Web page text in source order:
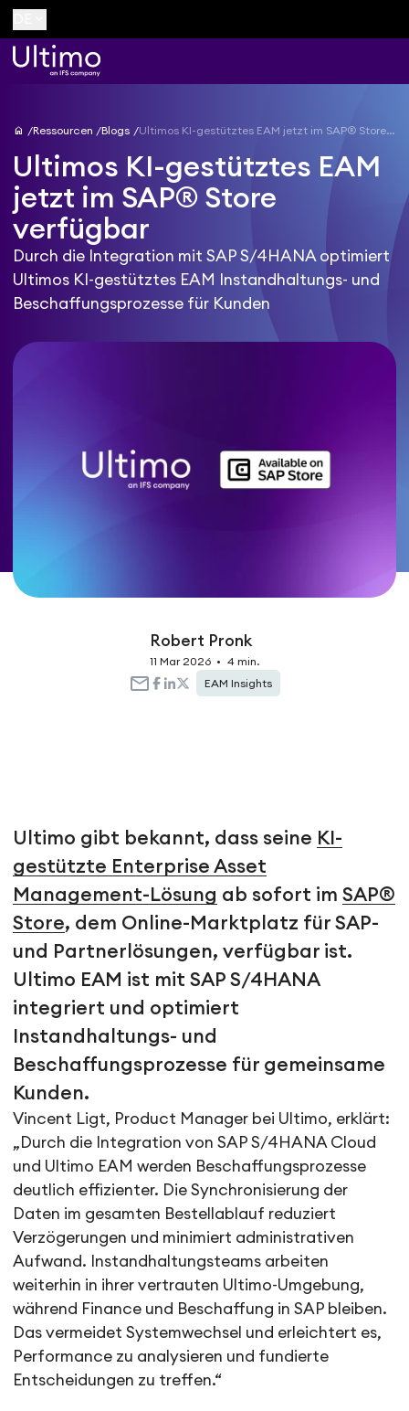
home Ressourcen Blogs Ultimos KI-gestütztes EAM jetzt im SAP® Store verfügbar
Ultimos KI-gestütztes EAM
jetzt im SAP® Store
verfügbar
Durch die Integration mit SAP S/4HANA optimiert
Ultimos KI-gestütztes EAM Instandhaltungs- und
Beschaffungsprozesse für Kunden
Robert Pronk
11 Mar 2026 •
4 min.
EAM Insights
Ultimo gibt bekannt, dass seine KI-
gestützte Enterprise Asset
Management-Lösung ab sofort imSAP®
Store, dem Online-Marktplatz für SAP-
und Partnerlösungen, verfügbar ist.
Ultimo EAM ist mit SAP S/4HANA
integriert und optimiert
Instandhaltungs- und
Beschaffungsprozesse für gemeinsame
Kunden.
Vincent Ligt, Product Manager bei Ultimo, erklärt:
„Durch die Integration von SAP S/4HANA Cloud
und Ultimo EAM werden Beschaffungsprozesse
deutlich effizienter. Die Synchronisierung der
Daten im gesamten Bestellablauf reduziert
Verzögerungen und minimiert administrativen
Aufwand. Instandhaltungsteams arbeiten
weiterhin in ihrer vertrauten Ultimo-Umgebung,
während Finance und Beschaffung in SAP bleiben.
Das vermeidet Systemwechsel und erleichtert es,
Performance zu analysieren und fundierte
Entscheidungen zu treffen.“